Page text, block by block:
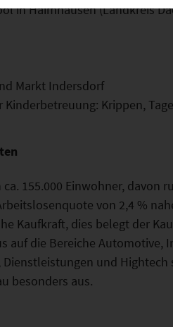
in Haimhausen (Landkreis
Markt Indersdorf
Krippen,
155.000 Einwohner, davon
von 2,4 %
Kaufkraft, dies belegt der
auf die Bereiche Automotive,
und
besonders aus.